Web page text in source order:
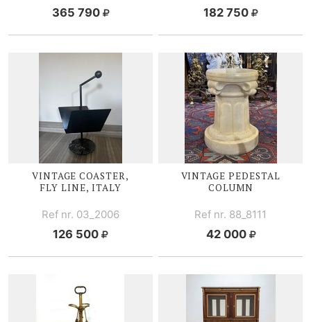
365 790 182 750
VINTAGE COASTER,
FLY LINE, ITALY
Ref nr. 03_2006
126 500
VINTAGE PEDESTAL
COLUMN
Ref nr. 88_8111
42 000